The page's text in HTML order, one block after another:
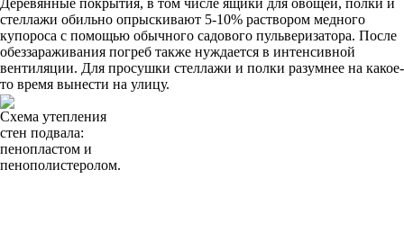
стеллажи обильно опрыскивают 5-10% раствором медного
купороса с помощью обычного садового пульверизатора. После
обеззараживания погреб также нуждается в интенсивной
вентиляции. Для просушки стеллажи и полки разумнее на какое-
то время вынести на улицу.
Схема утепления
стен подвала:
пенопластом и
пенополистеролом.